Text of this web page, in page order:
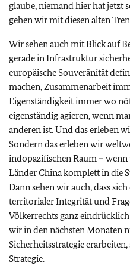
glaube, niemand hier hat jetzt
gehen wir mit diesen alten
Wir sehen auch mit Blick auf
gerade in Infrastruktur
europäische Souveränität
machen, Zusammenarbeit
Eigenständigkeit immer wo
eigenständig agieren, wenn
anderen ist. Und das erleben
Sondern das erleben wir
indopazifischen Raum –
Länder China komplett in die
Dann sehen wir auch, dass
territorialer Integrität und
Völkerrechts ganz
wir in den nächsten Monaten
Sicherheitsstrategie
Strategie.